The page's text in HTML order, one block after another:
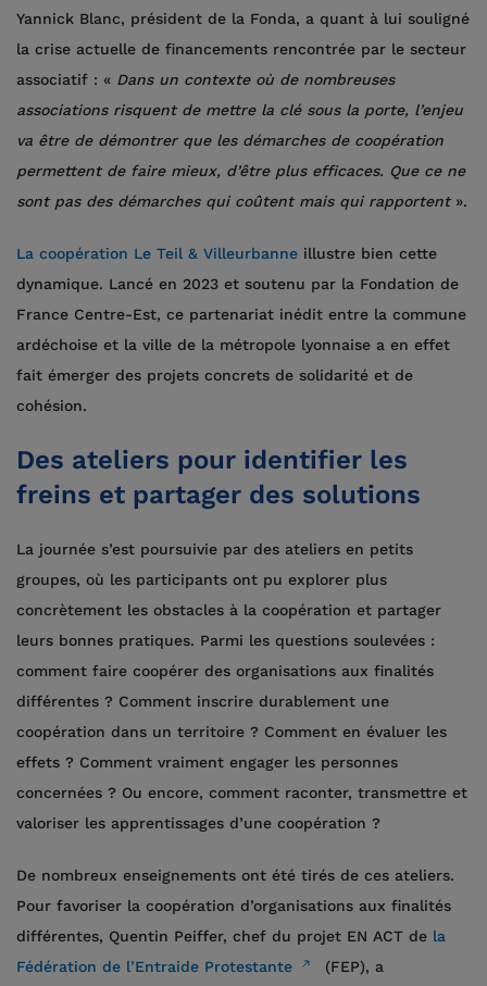
Yannick Blanc, président de la Fonda, a quant à lui souligné
la crise actuelle de financements rencontrée par le secteur
associatif : « Dans un contexte où de nombreuses
associations risquent de mettre la clé sous la porte, l’enjeu
va être de démontrer que les démarches de coopération
permettent de faire mieux, d’être plus efficaces. Que ce ne
sont pas des démarches qui coûtent mais qui rapportent».
La coopération Le Teil & Villeurbanne illustre bien cette
dynamique. Lancé en 2023 et soutenu par la Fondation de
France Centre-Est, ce partenariat inédit entre la commune
ardéchoise et la ville de la métropole lyonnaise a en effet
fait émerger des projets concrets de solidarité et de
cohésion.
Des ateliers pour identifier les
freins et partager des solutions
La journée s’est poursuivie par des ateliers en petits
groupes, où les participants ont pu explorer plus
concrètement les obstacles à la coopération et partager
leurs bonnes pratiques. Parmi les questions soulevées :
comment faire coopérer des organisations aux finalités
différentes ? Comment inscrire durablement une
coopération dans un territoire ? Comment en évaluer les
effets ? Comment vraiment engager les personnes
concernées ? Ou encore, comment raconter, transmettre et
valoriser les apprentissages d’une coopération ?
De nombreux enseignements ont été tirés de ces ateliers.
Pour favoriser la coopération d’organisations aux finalités
différentes, Quentin Peiffer, chef du projet EN ACT de la
Fédération de l’Entraide Protestante
(FEP), a